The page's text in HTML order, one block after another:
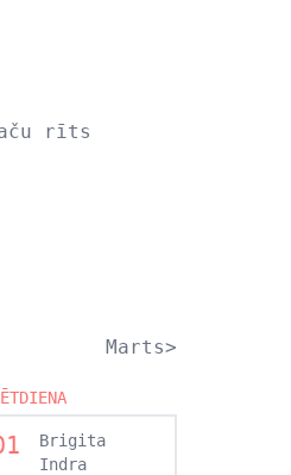
rīts
Marts>
Brigita
Indra